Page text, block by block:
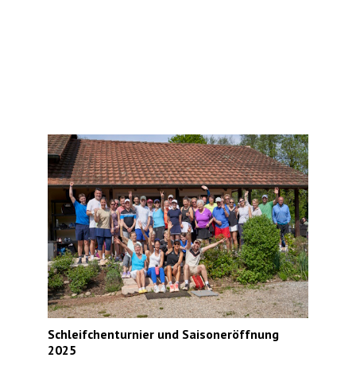
Schleifchenturnier und Saisoneröffnung
2025